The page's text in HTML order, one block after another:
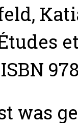
was